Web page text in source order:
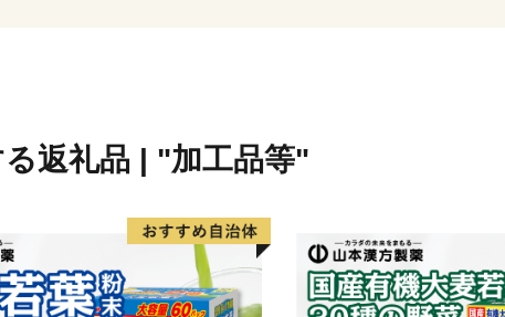
る返礼品 | "加工品等"